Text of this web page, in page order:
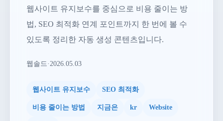
웹사이트 유지보수를 중심으로 비용 줄이는 방
법, SEO 최적화 연계 포인트까지 한 번에 볼 수
있도록 정리한 자동 생성 콘텐츠입니다.
웹솔드·2026.05.03
웹사이트 유지보수 SEO 최적화
비용 줄이는 방법 지금은 kr Website